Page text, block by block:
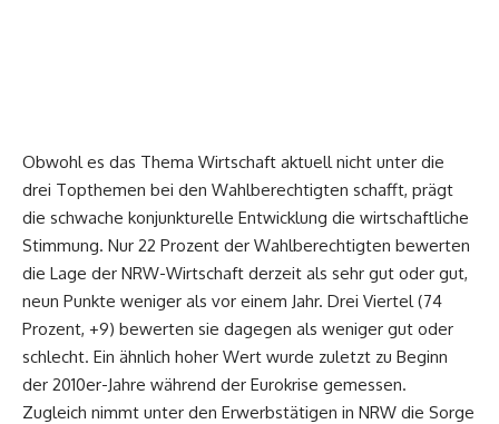
Obwohl es das Thema Wirtschaft aktuell nicht unter die
drei Topthemen bei den Wahlberechtigten schafft, prägt
die schwache konjunkturelle Entwicklung die wirtschaftliche
Stimmung. Nur 22 Prozent der Wahlberechtigten bewerten
die Lage der NRW-Wirtschaft derzeit als sehr gut oder gut,
neun Punkte weniger als vor einem Jahr. Drei Viertel (74
Prozent, +9) bewerten sie dagegen als weniger gut oder
schlecht. Ein ähnlich hoher Wert wurde zuletzt zu Beginn
der 2010er-Jahre während der Eurokrise gemessen.
Zugleich nimmt unter den Erwerbstätigen in NRW die Sorge